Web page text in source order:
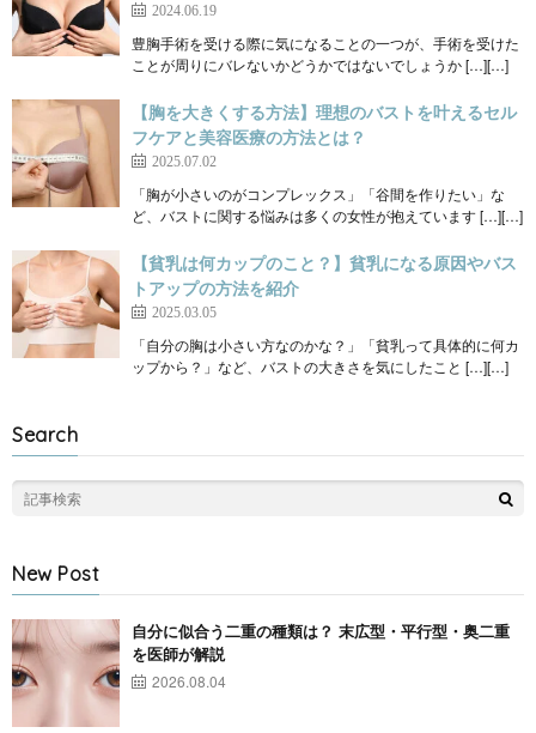
2024.06.19
豊胸手術を受ける際に気になることの一つが、手術を受けた
ことが周りにバレないかどうかではないでしょうか […][…]
【胸を大きくする方法】理想のバストを叶えるセル
フケアと美容医療の方法とは？
2025.07.02
「胸が小さいのがコンプレックス」「谷間を作りたい」な
ど、バストに関する悩みは多くの女性が抱えています […][…]
【貧乳は何カップのこと？】貧乳になる原因やバス
トアップの方法を紹介
2025.03.05
「自分の胸は小さい方なのかな？」「貧乳って具体的に何カ
ップから？」など、バストの大きさを気にしたこと […][…]
Search
New Post
自分に似合う二重の種類は？ 末広型・平行型・奥二重
を医師が解説
2026.08.04